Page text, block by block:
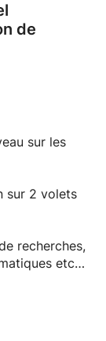
de
sur les
sur 2 volets
recherches,
etc)
les
votre